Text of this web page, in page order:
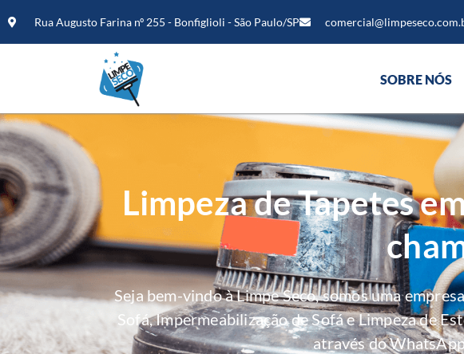
Rua Augusto Farina nº 255 - Bonfiglioli - São Paulo/SP
SOBRE NÓS
Limpeza de Tapetes
Seja bem-vindo à Limpe Seco, somos uma
Sofá, Impermeabilização de Sofá e Limpeza de
através do